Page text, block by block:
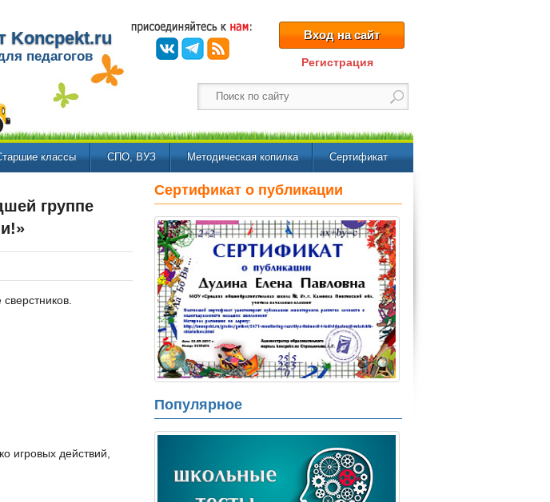
Koncpekt.ru
педагогов
Вход на сайт
Регистрация
классы СПО, ВУЗ Методическая копилка Сертификат
группе
игровых действий,
Сертификат о публикации
Популярное